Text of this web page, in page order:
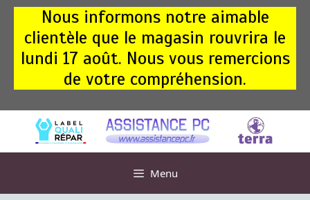
Aller
contenu
Nous informons notre aimable
clientèle que le magasin rouvrira le
lundi 17 août. Nous vous remercions
de votre compréhension.
Menu